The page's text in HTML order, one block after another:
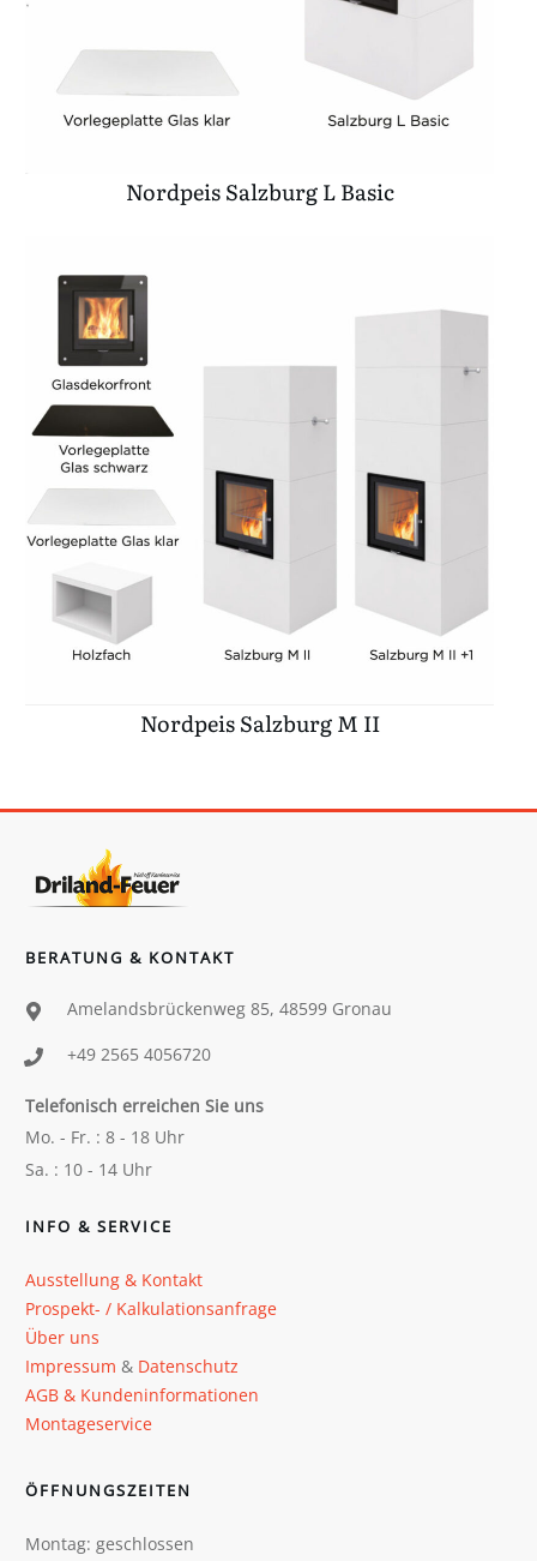
Nordpeis Salzburg L Basic
Nordpeis Salzburg M II
BERATUNG & KONTAKT
Amelandsbrückenweg 85, 48599 Gronau
+49 2565 4056720
Telefonisch erreichen Sie uns
Mo. - Fr. : 8 - 18 Uhr
Sa. : 10 - 14 Uhr
INFO & SERVICE
Ausstellung & Kontakt
Prospekt- / Kalkulationsanfrage
Über uns
Impressum & Datenschutz
AGB & Kundeninformationen
Montageservice
ÖFFNUNGSZEITEN
Montag: geschlossen